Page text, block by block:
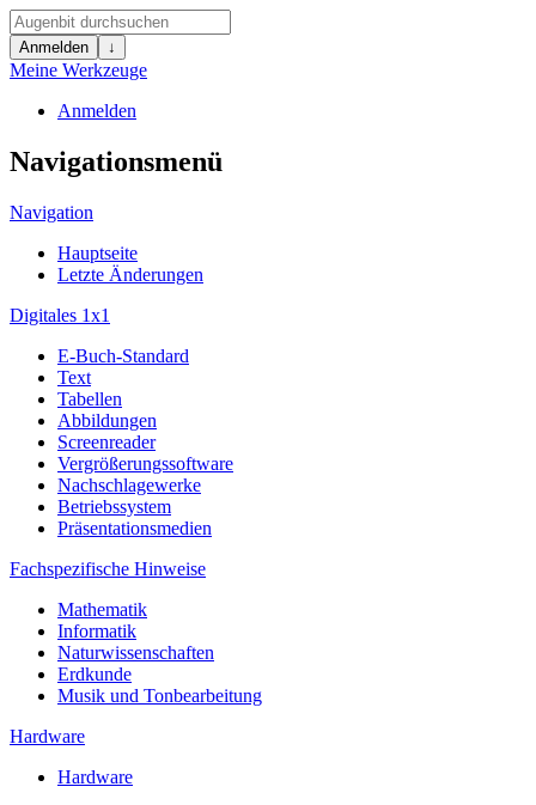
Anmelden ↓
Meine Werkzeuge
Anmelden
Navigationsmenü
Navigation
Hauptseite
Letzte Änderungen
Digitales 1x1
E-Buch-Standard
Text
Tabellen
Abbildungen
Screenreader
Vergrößerungssoftware
Nachschlagewerke
Betriebssystem
Präsentationsmedien
Fachspezifische Hinweise
Mathematik
Informatik
Naturwissenschaften
Erdkunde
Musik und Tonbearbeitung
Hardware
Hardware